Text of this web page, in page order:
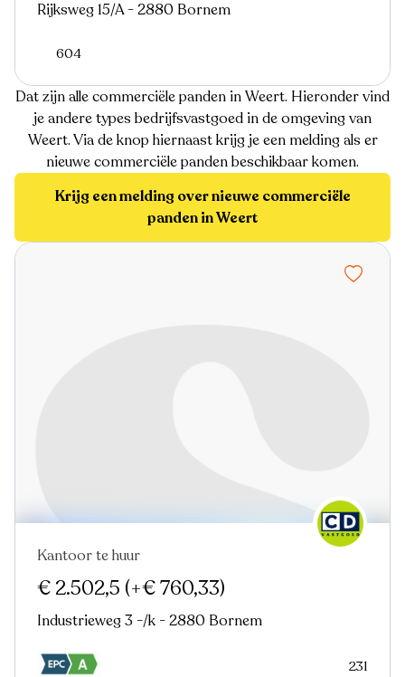
Rijksweg 15/A - 2880 Bornem
604
Dat zijn alle commerciële panden in Weert. Hieronder vind
je andere types bedrijfsvastgoed in de omgeving van
Weert. Via de knop hiernaast krijg je een melding als er
nieuwe commerciële panden beschikbaar komen.
Krijg een melding over nieuwe commerciële
panden in Weert
Nieuw
Kantoor te huur
€ 2.502,5 (+€ 760,33)
Industrieweg 3 -/k - 2880 Bornem
231